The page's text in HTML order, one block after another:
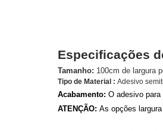
Especificações
Tamanho: 100cm de largura
Tipo de Material : Adesivo
Acabamento: O adesivo para
ATENÇÃO: As opções